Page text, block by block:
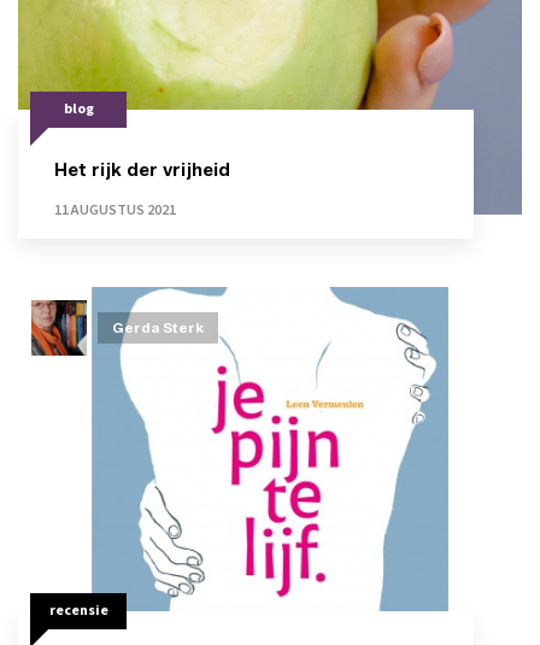
blog
Het rijk der vrijheid
11 AUGUSTUS 2021
recensie
Gerda Sterk